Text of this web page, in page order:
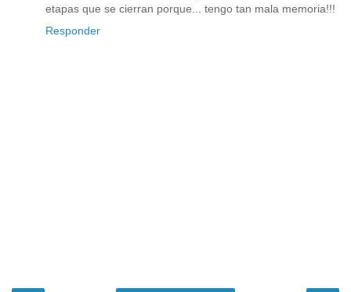
etapas que se cierran porque... tengo tan mala memoria!!!
Responder